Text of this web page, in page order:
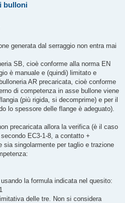
bulloni
generata dal serraggio non entra mai
SB, cioè conforme alla norma EN
è manuale e (quindi) limitato e
AR precaricata, cioè conforme
di competenza in asse bullone viene
(più rigida, si decomprime) e per il
lo spessore delle flange è adeguato).
precaricata allora la verifica (è il caso
EC3-1-8, a contatto +
sia singolarmente per taglio e trazione
la formula indicata nel quesito:
delle tre. Non si considera